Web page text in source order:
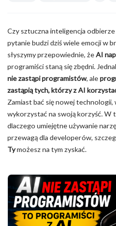
Czy sztuczna inteligencja
pytanie budzi dziś wiele emocji w
słyszymy przepowiednie, żeAI
programiści staną się zbędni.
nie zastąpi programistów, ale
zastąpią tych, którzy z AI
Zamiast bać się nowej
wykorzystać na swoją korzyść. W
dlaczego umiejętne używanie
przewagą dla developerów,
Tymożesz na tym zyskać.